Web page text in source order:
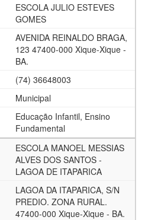
ESCOLA JULIO ESTEVES
GOMES
AVENIDA REINALDO BRAGA,
123 47400-000 Xique-Xique -
BA.
(74) 36648003
Municipal
Educação Infantil, Ensino
Fundamental
ESCOLA MANOEL MESSIAS
ALVES DOS SANTOS -
LAGOA DE ITAPARICA
LAGOA DA ITAPARICA, S/N
PREDIO. ZONA RURAL.
47400-000 Xique-Xique - BA.